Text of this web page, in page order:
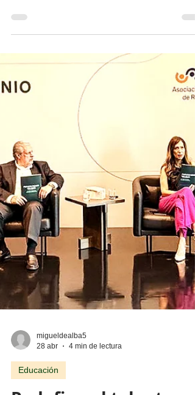
diegoanamartha@hotmail.com A propósito
que en la vejez se regresa a la infancia,
generalmente se hace con una connotación
de condescendencia y se refiere a ello
una involución. Sin embargo, esta similitud
en los dos extremos del ciclo vital es mucho
más profunda. Te invito a explorarla. Una
las coincidencias más hermosas entre el
niño y el adulto mayor es su c